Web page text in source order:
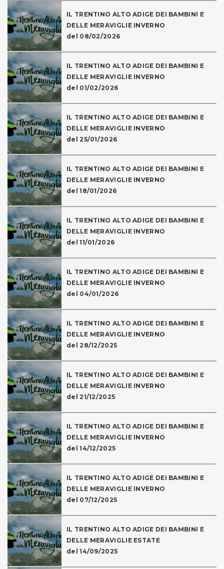
IL TRENTINO ALTO ADIGE DEI BAMBINI E
DELLE MERAVIGLIE INVERNO
del 08/02/2026
IL TRENTINO ALTO ADIGE DEI BAMBINI E
DELLE MERAVIGLIE INVERNO
del 01/02/2026
IL TRENTINO ALTO ADIGE DEI BAMBINI E
DELLE MERAVIGLIE INVERNO
del 25/01/2026
IL TRENTINO ALTO ADIGE DEI BAMBINI E
DELLE MERAVIGLIE INVERNO
del 18/01/2026
IL TRENTINO ALTO ADIGE DEI BAMBINI E
DELLE MERAVIGLIE INVERNO
del 11/01/2026
IL TRENTINO ALTO ADIGE DEI BAMBINI E
DELLE MERAVIGLIE INVERNO
del 04/01/2026
IL TRENTINO ALTO ADIGE DEI BAMBINI E
DELLE MERAVIGLIE INVERNO
del 28/12/2025
IL TRENTINO ALTO ADIGE DEI BAMBINI E
DELLE MERAVIGLIE INVERNO
del 21/12/2025
IL TRENTINO ALTO ADIGE DEI BAMBINI E
DELLE MERAVIGLIE INVERNO
del 14/12/2025
IL TRENTINO ALTO ADIGE DEI BAMBINI E
DELLE MERAVIGLIE INVERNO
del 07/12/2025
IL TRENTINO ALTO ADIGE DEI BAMBINI E
DELLE MERAVIGLIE ESTATE
del 14/09/2025